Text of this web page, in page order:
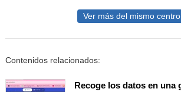
Ver más del mismo centro
Contenidos relacionados: